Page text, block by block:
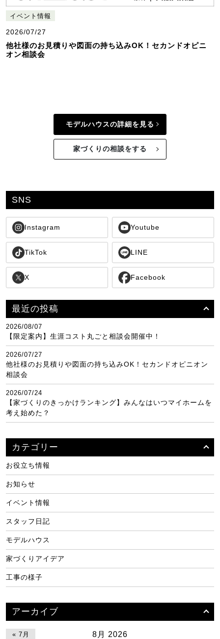
イベント情報
2026/07/27
他社様のお見積りや図面の持ち込みOK！セカンドオピニ
オン相談会
モデルハウスの詳細を見る
家づくりの相談をする
最近の投稿
2026/08/07
【限定案内】生涯コスト丸ごと相談会開催中！
2026/07/27
他社様のお見積りや図面の持ち込みOK！セカンドオピニオン
相談会
2026/07/24
【家づくりのきっかけランキング】みんなはいつマイホームを
考え始めた？
カテゴリー
お役立ち情報
お知らせ
イベント情報
スタッフ日記
モデルハウス
家づくりアイデア
工事の様子
アーカイブ
8月 2026
« 7月
SNS
Instagram Youtube
TikTok LINE
X Facebook